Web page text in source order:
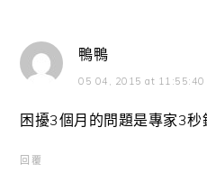
鴨鴨
05 04, 2015 at 11:55:40
困擾3個月的問題是專家3
回覆